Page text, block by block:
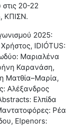
20-22
ΚΠΙΣΝ.
2025:
IDIÓTUS:
Μαριαλένα
Καρανάση,
Ματθία–Μαρία,
Αλέξανδρος
Ελπίδα
Ρέα
Elpenors: